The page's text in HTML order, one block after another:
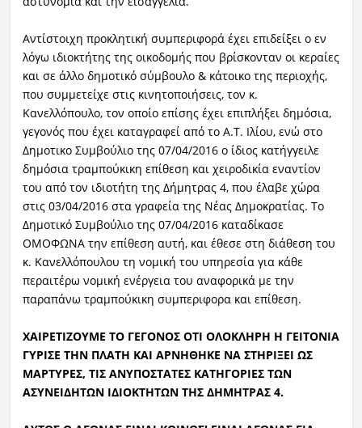
Αντίστοιχη προκλητική συμπεριφορά έχει επιδείξει ο εν
λόγω ιδιοκτήτης της οικοδομής που βρίσκονταν οι κεραίες
και σε άλλο δημοτικό σύμβουλο & κάτοικο της περιοχής,
που συμμετείχε στις κινητοποιήσεις, τον κ.
Κανελλόπουλο, τον οποίο επίσης έχει επιπλήξει δημόσια,
γεγονός που έχει καταγραφεί από το Α.Τ. Ιλίου, ενώ στο
Δημοτικο Συμβούλιο της 07/04/2016 ο ίδιος κατήγγειλε
δημόσια τραμπούκικη επίθεση και χειροδικία εναντίον
του από τον ιδιοτήτη της Δήμητρας 4, που έλαβε χώρα
στις 03/04/2016 στα γραφεία της Νέας Δημοκρατίας. Το
Δημοτικό Συμβούλιο της 07/04/2016 καταδίκασε
ΟΜΟΦΩΝΑ την επίθεση αυτή, και έθεσε στη διάθεση του
κ. Κανελλόπουλου τη νομική του υπηρεσία για κάθε
περαιτέρω νομική ενέργεια του αναφορικά με την
παραπάνω τραμπούκικη συμπεριφορα και επίθεση.
ΧΑΙΡΕΤΙΖΟΥΜΕ ΤΟ ΓΕΓΟΝΟΣ ΟΤΙ ΟΛΟΚΛΗΡΗ Η ΓΕΙΤΟΝΙΑ
ΓΥΡΙΣΕ ΤΗΝ ΠΛΑΤΗ ΚΑΙ ΑΡΝΗΘΗΚΕ ΝΑ ΣΤΗΡΙΞΕΙ ΩΣ
ΜΑΡΤΥΡΕΣ, ΤΙΣ ΑΝΥΠΟΣΤΑΤΕΣ ΚΑΤΗΓΟΡΙΕΣ ΤΩΝ
ΑΣΥΝΕΙΔΗΤΩΝ ΙΔΙΟΚΤΗΤΩΝ ΤΗΣ ΔΗΜΗΤΡΑΣ 4.